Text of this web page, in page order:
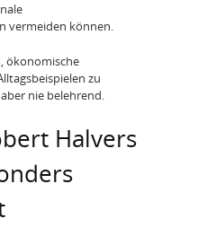
vermeiden können.
ökonomische
zu
nie belehrend.
Halvers